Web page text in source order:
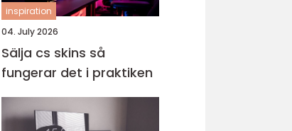
inspiration
04. July 2026
Sälja cs skins så
fungerar det i praktiken